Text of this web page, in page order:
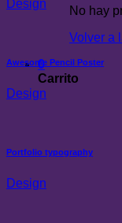
No hay
Volver a
0
Carrito
Design
Awesome Pencil Poster
Design
Portfolio typography
Design